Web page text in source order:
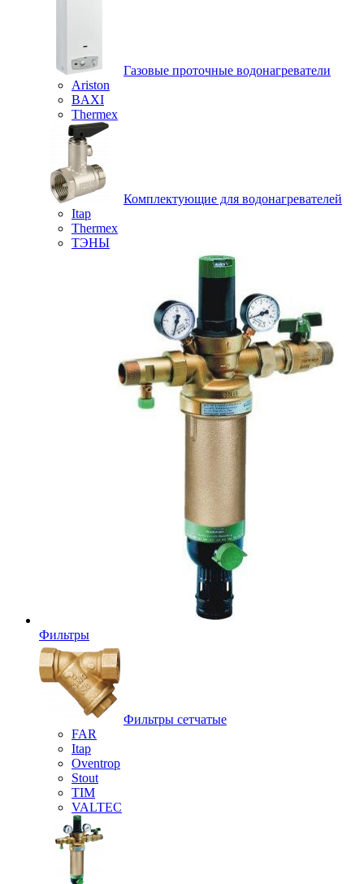
Газовые проточные водонагреватели
Ariston
BAXI
Thermex
Комплектующие для водонагревателей
Itap
Thermex
ТЭНЫ
Фильтры
Фильтры сетчатые
FAR
Itap
Oventrop
Stout
TIM
VALTEC